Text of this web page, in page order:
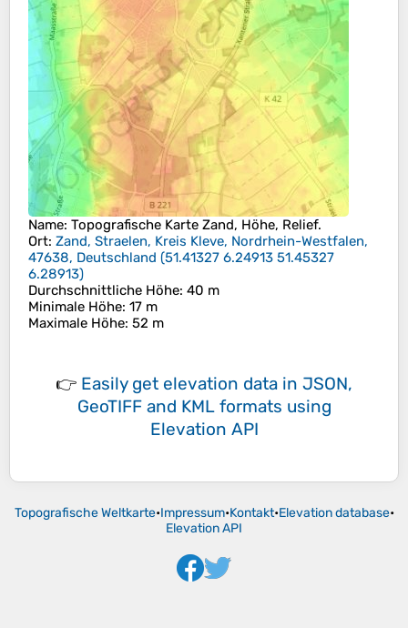
Name: Topografische Karte Zand, Höhe, Relief.
Ort: Zand, Straelen, Kreis Kleve, Nordrhein-Westfalen,
47638, Deutschland (51.41327 6.24913 51.45327
6.28913)
Durchschnittliche Höhe: 40 m
Minimale Höhe: 17 m
Maximale Höhe: 52 m
👉 Easily get elevation data in JSON,
GeoTIFF and KML formats using
Elevation API
Topografische Weltkarte•Impressum•Kontakt•Elevation database•
Elevation API